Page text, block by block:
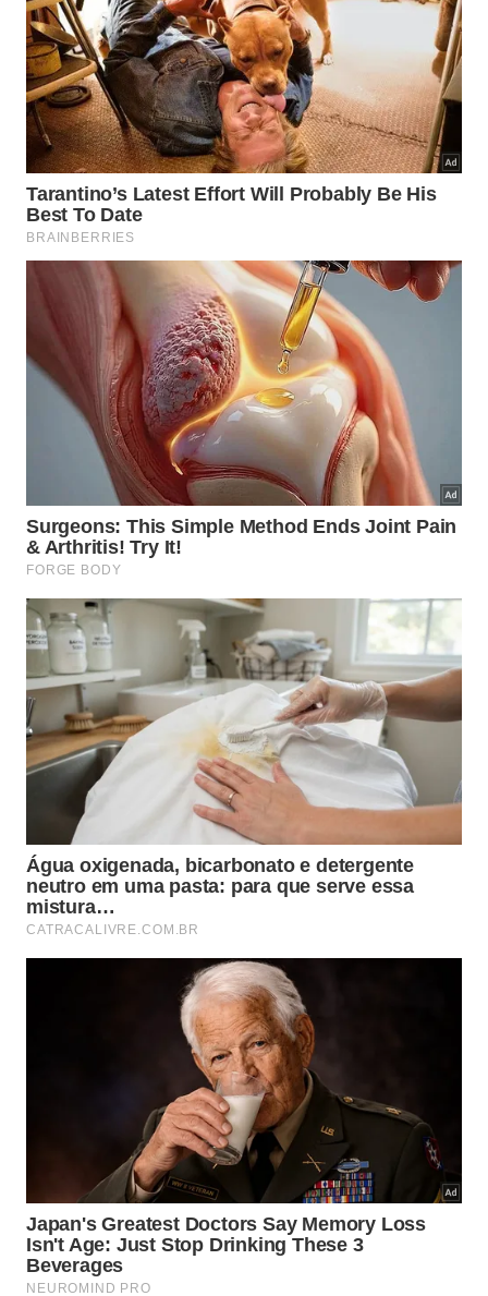
Noite: Retorne a Barreirinhas para uma refeição leve
e relaxe no hotel. Aproveite para descansar e se
preparar para as atividades do dia seguinte.
Dia 3: Navegação pelo Rio Preguiças
Manhã:Após o café da manhã, faça um passeio de
barco pelo Rio Preguiças. O percurso inclui paradas
em vilarejos pitorescos como Vassouras, onde você
culinária regional. A vista das pequenas ilhas e das
formações naturais ao longo do rio é deslumbrante.
Continue o passeio pelo Rio Preguiças e faça
uma parada no Pequeno e Grande Lençóis, dois
trechos da área onde a areia se estende até onde a
vista alcança. Desfrute de um almoço em um
restaurante local e continue explorando as belezas
naturais da região.
Noite:Retorne a Barreirinhas para um jantar
tranquilo. Se ainda tiver energia, considere uma
visita ao mercado local para comprar artesanatos e
souvenirs.